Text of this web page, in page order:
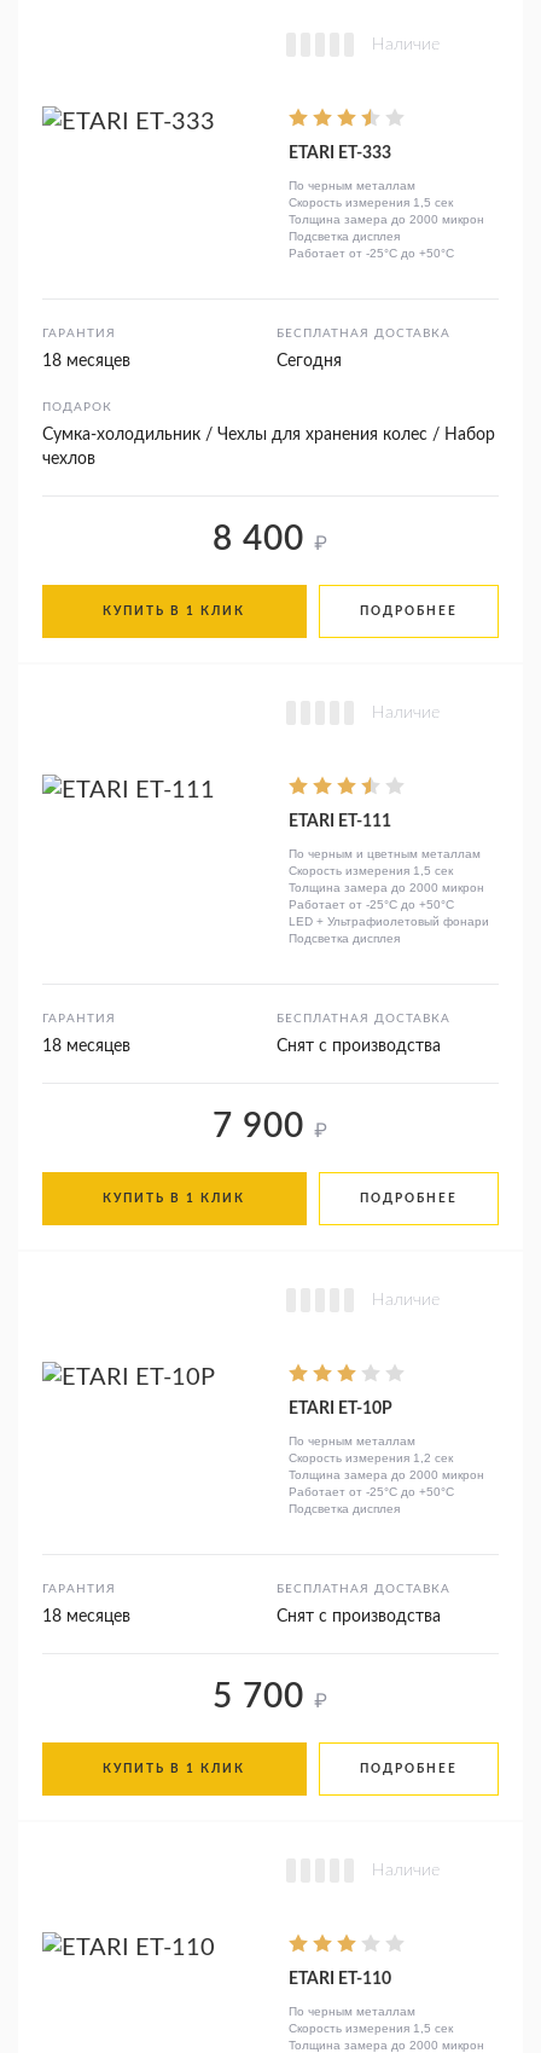
Наличие
ETARI ЕТ-333
По черным металлам
Скорость измерения 1,5 сек
Толщина замера до 2000 микрон
Подсветка дисплея
Работает от -25°C до +50°C
ГАРАНТИЯ
18 месяцев
БЕСПЛАТНАЯ ДОСТАВКА
Сегодня
ПОДАРОК
Сумка-холодильник / Чехлы для хранения колес / Набор
чехлов
8 400 ₽
КУПИТЬ В 1 КЛИК ПОДРОБНЕЕ
Наличие
ETARI ET-111
По черным и цветным металлам
Скорость измерения 1,5 сек
Толщина замера до 2000 микрон
Работает от -25°C до +50°C
LED + Ультрафиолетовый фонари
Подсветка дисплея
ГАРАНТИЯ
18 месяцев
БЕСПЛАТНАЯ ДОСТАВКА
Снят с производства
7 900 ₽
КУПИТЬ В 1 КЛИК ПОДРОБНЕЕ
Наличие
ETARI ЕТ-10Р
По черным металлам
Скорость измерения 1,2 сек
Толщина замера до 2000 микрон
Работает от -25°C до +50°C
Подсветка дисплея
ГАРАНТИЯ
18 месяцев
БЕСПЛАТНАЯ ДОСТАВКА
Снят с производства
5 700 ₽
КУПИТЬ В 1 КЛИК ПОДРОБНЕЕ
Наличие
ETARI ET-110
По черным металлам
Скорость измерения 1,5 сек
Толщина замера до 2000 микрон